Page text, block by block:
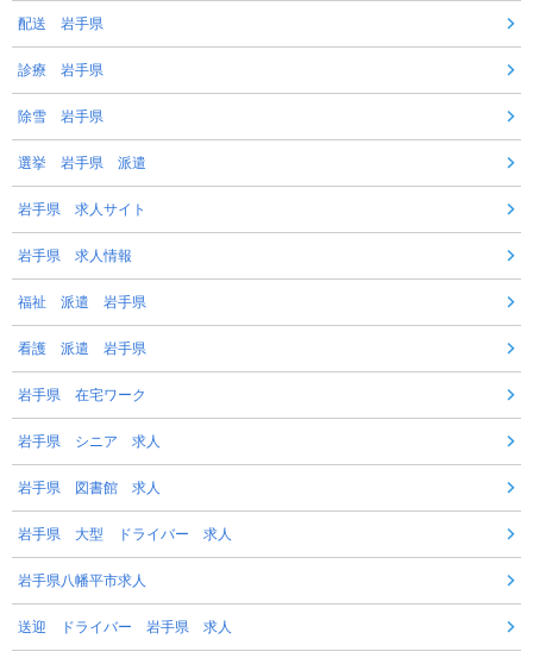
配送 岩手県
診療 岩手県
除雪 岩手県
選挙 岩手県 派遣
岩手県 求人サイト
岩手県 求人情報
福祉 派遣 岩手県
看護 派遣 岩手県
岩手県 在宅ワーク
岩手県 シニア 求人
岩手県 図書館 求人
岩手県 大型 ドライバー 求人
岩手県八幡平市求人
送迎 ドライバー 岩手県 求人